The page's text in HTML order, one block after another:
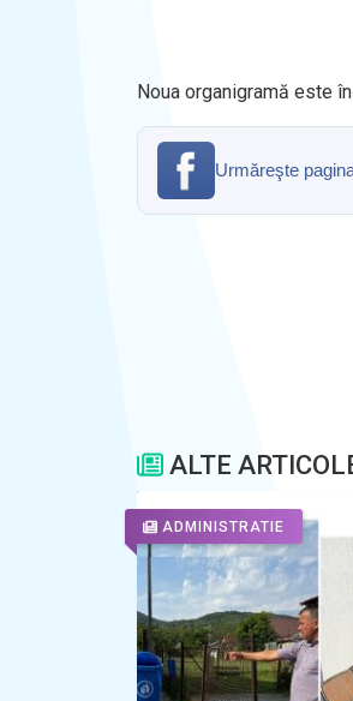
Noua organigramă este
Urmăreşte
ALTE
ADMINISTRATIE